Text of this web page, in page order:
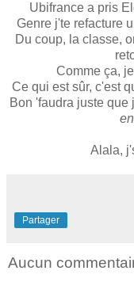
Ubifrance a pris
Genre j'te refacture
Du coup, la classe,
Comme ça,
Ce qui est sûr, c'est
Bon 'faudra juste
Alala,
Partager
Aucun